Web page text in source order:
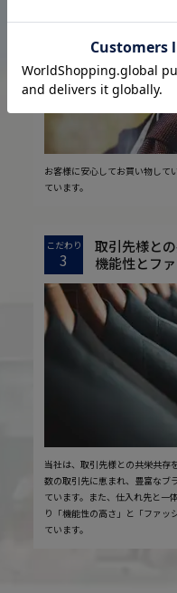
お客様に安心してお買い物して
ています。
こだわり
3
取引先様と
機能性とフ
当社は、取引先様との共栄共存
数の取引先に恵まれ、豊富なブ
ています。また、仕入れ先と一
り「機能性の高さ」と「ファッ
ています。